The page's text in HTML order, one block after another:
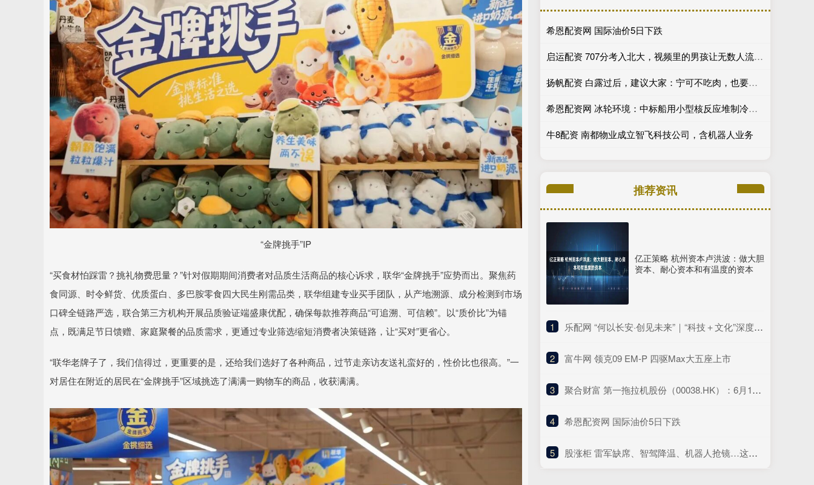
“金牌挑手”IP
“买食材怕踩雷？挑礼物费思量？”针对假期期间消费者对品质生活商品的核心诉求，联华“金牌挑手”应势而出。聚焦药
食同源、时令鲜货、优质蛋白、多巴胺零食四大民生刚需品类，联华组建专业买手团队，从产地溯源、成分检测到市场
口碑全链路严选，联合第三方机构开展品质验证端盛康优配，确保每款推荐商品“可追溯、可信赖”。以“质价比”为锚
点，既满足节日馈赠、家庭聚餐的品质需求，更通过专业筛选缩短消费者决策链路，让“买对”更省心。
“联华老牌子了，我们信得过，更重要的是，还给我们选好了各种商品，过节走亲访友送礼蛮好的，性价比也很高。”一
对居住在附近的居民在“金牌挑手”区域挑选了满满一购物车的商品，收获满满。
希恩配资网 国际油价5日下跌
启运配资 707分考入北大，视频里的男孩让无数人流下了泪水，太苦了！_继父_生活_社会
扬帆配资 白露过后，建议大家：宁可不吃肉，也要吃4种“冠军”菜，真美味！
希恩配资网 冰轮环境：中标船用小型核反应堆制冷机组
牛8配资 南都物业成立智飞科技公司，含机器人业务
推荐资讯
亿正策略 杭州资本卢洪波：做大胆
资本、耐心资本和有温度的资本
1 ​乐配网 “何以长安·创见未来”｜“科技＋文化”深度融合 生动解码长安千年历史底蕴
2 ​富牛网 领克09 EM-P 四驱Max大五座上市
3 ​聚合财富 第一拖拉机股份（00038.HK）：6月13日南向资金增持223.6万股
4 ​希恩配资网 国际油价5日下跌
5 ​股涨柜 雷军缺席、智驾降温、机器人抢镜…这届上海车展没有“顶流”